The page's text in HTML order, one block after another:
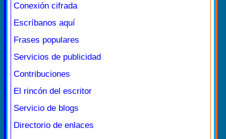
Conexión cifrada
Escríbanos aquí
Frases populares
Servicios de publicidad
Contribuciones
El rincón del escritor
Servicio de blogs
Directorio de enlaces